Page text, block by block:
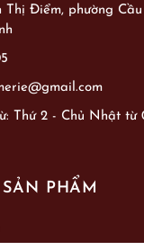
Thị Điểm, phường
Thứ 2 - Chủ Nhật từ
PHẨM